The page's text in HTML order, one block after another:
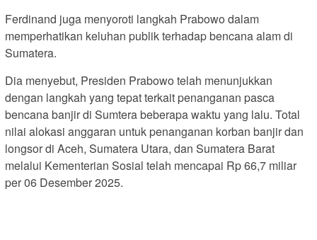
Ferdinand juga menyoroti langkah Prabowo dalam
memperhatikan keluhan publik terhadap bencana alam di
Sumatera.
Dia menyebut, Presiden Prabowo telah menunjukkan
dengan langkah yang tepat terkait penanganan pasca
bencana banjir di Sumtera beberapa waktu yang lalu. Total
nilai alokasi anggaran untuk penanganan korban banjir dan
longsor di Aceh, Sumatera Utara, dan Sumatera Barat
melalui Kementerian Sosial telah mencapai Rp 66,7 miliar
per 06 Desember 2025.